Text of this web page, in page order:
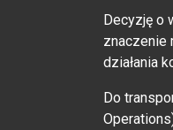
Decyzję o
znaczenie
działania
Do